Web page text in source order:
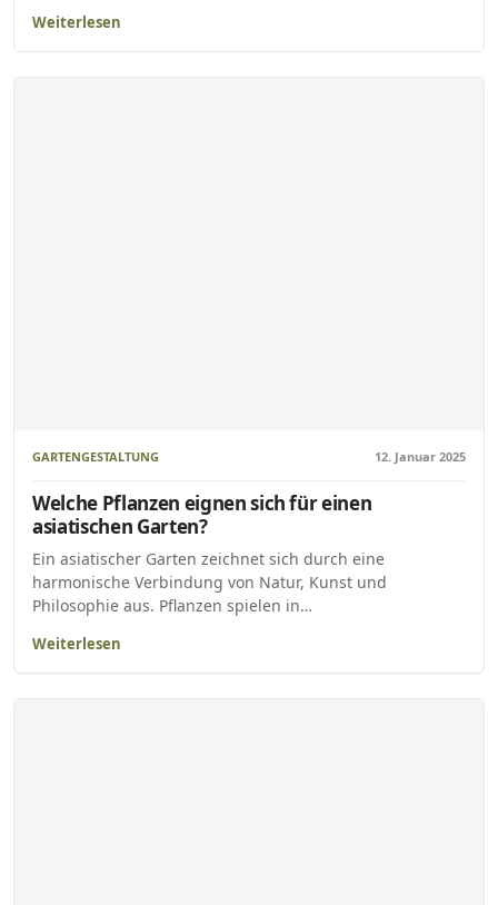
Weiterlesen
GARTENGESTALTUNG 12. Januar 2025
Welche Pflanzen eignen sich für einen
asiatischen Garten?
Ein asiatischer Garten zeichnet sich durch eine
harmonische Verbindung von Natur, Kunst und
Philosophie aus. Pflanzen spielen in…
Weiterlesen